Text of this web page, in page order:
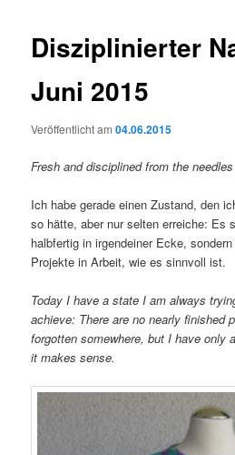
Disziplinierter
Juni 2015
Veröffentlicht am04.06.2015
Fresh and disciplined from the
Ich habe gerade einen Zustand, den
so hätte, aber nur selten erreiche: Es
halbfertig in irgendeiner Ecke,
Projekte in Arbeit, wie es sinnvoll ist.
Today I have a state I am always
achieve: There are no nearly finished
forgotten somewhere, but I have only
it makes sense.